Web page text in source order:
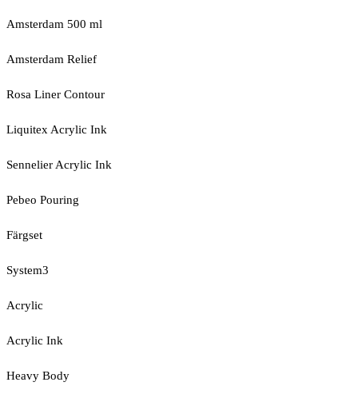
Amsterdam 500 ml
Amsterdam Relief
Rosa Liner Contour
Liquitex Acrylic Ink
Sennelier Acrylic Ink
Pebeo Pouring
Färgset
System3
Acrylic
Acrylic Ink
Heavy Body